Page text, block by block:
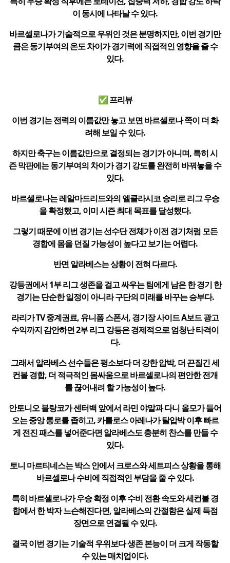
이 동시에 나타날 수 있다.
바르셀로나가 기술적으로 우위인 것은 분명하지만, 이번 경기만
큼은 동기부여의 온도 차이가 경기력에 직접적인 영향을 줄 수
있다.
✅ 프리뷰
이번 경기는 전력의 이름값만 놓고 보면 바르셀로나 쪽이 더 화
려해 보일 수 있다.
하지만 축구는 이름값만으로 결정되는 경기가 아니며, 특히 시
즌 막판에는 동기부여의 차이가 경기 강도를 완전히 바꿔놓을 수
있다.
바르셀로나는 레알마드리드와의 엘클라시코 승리로 리그 우승
을 확정했고, 이미 시즌 최대 목표를 달성했다.
그렇기 때문에 이번 경기는 선수단 전체가 이전 경기처럼 모든
경합에 몸을 던질 가능성이 높다고 보기는 어렵다.
반면 알라베스는 상황이 전혀 다르다.
강등권에서 1부 리그 생존을 걸고 싸우는 팀에게 남은 한 경기 한
경기는 단순한 일정이 아니라 구단의 미래를 바꾸는 승부다.
라리가 TV 중계권료, 유니폼 스폰서, 경기장 사이드 A보드 광고
수익까지 감안하면 2부 리그 강등은 경제적으로 엄청난 타격이
다.
그래서 알라베스 선수들은 평소보다 더 강한 압박, 더 끈질긴 세
컨볼 경합, 더 적극적인 몸싸움으로 바르셀로나의 편안한 전개
를 끊어내려 할 가능성이 높다.
안토니오 블랑코가 센터백 앞에서 라민 야말과 다니 올모가 들어
오는 중앙 통로를 좁히고, 카를로스 아레나가 탈압박 이후 빠르
게 전진 패스를 넣어준다면 알라베스도 충분히 찬스를 만들 수
있다.
토니 마르티네스는 박스 안에서 크로스와 세트피스 상황을 통해
바르셀로나 수비에 직접적인 부담을 줄 수 있다.
특히 바르셀로나가 우승 확정 이후 수비 전환 속도와 세컨볼 경
합에서 한 박자 느슨해진다면, 알라베스의 간절함은 실제 득점
장면으로 연결될 수 있다.
결국 이번 경기는 기술적 우위보다 생존 본능이 더 크게 작동할
수 있는 매치업이다.